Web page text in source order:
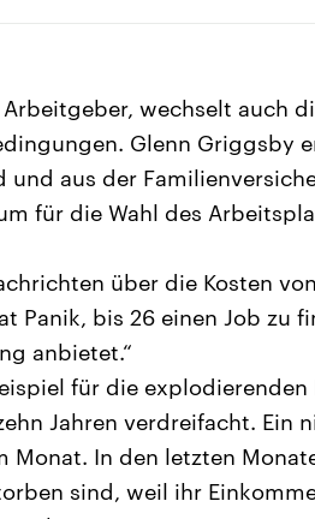
wechselt auch
Glenn Griggsby
und aus der
für die Wahl des
über die Kosten
Panik, bis 26 einen Job zu
anbietet.“
für die
Jahren verdreifacht. Ein
Monat. In den letzten
sind, weil ihr